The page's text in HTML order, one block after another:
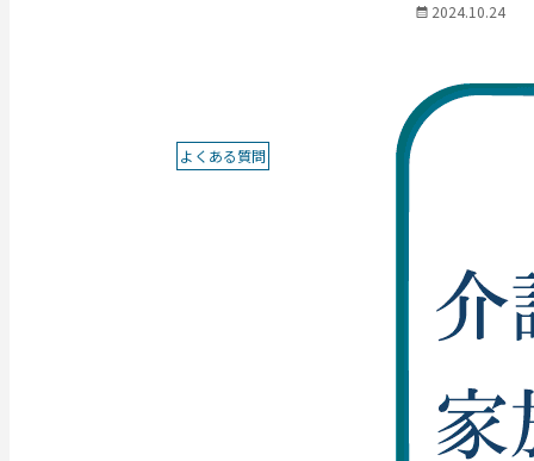
よくある質問
2024.10.24